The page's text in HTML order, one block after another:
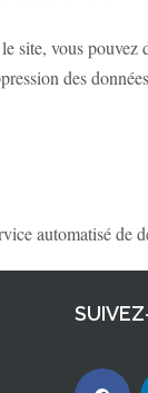
site, vous
des
automatisé de